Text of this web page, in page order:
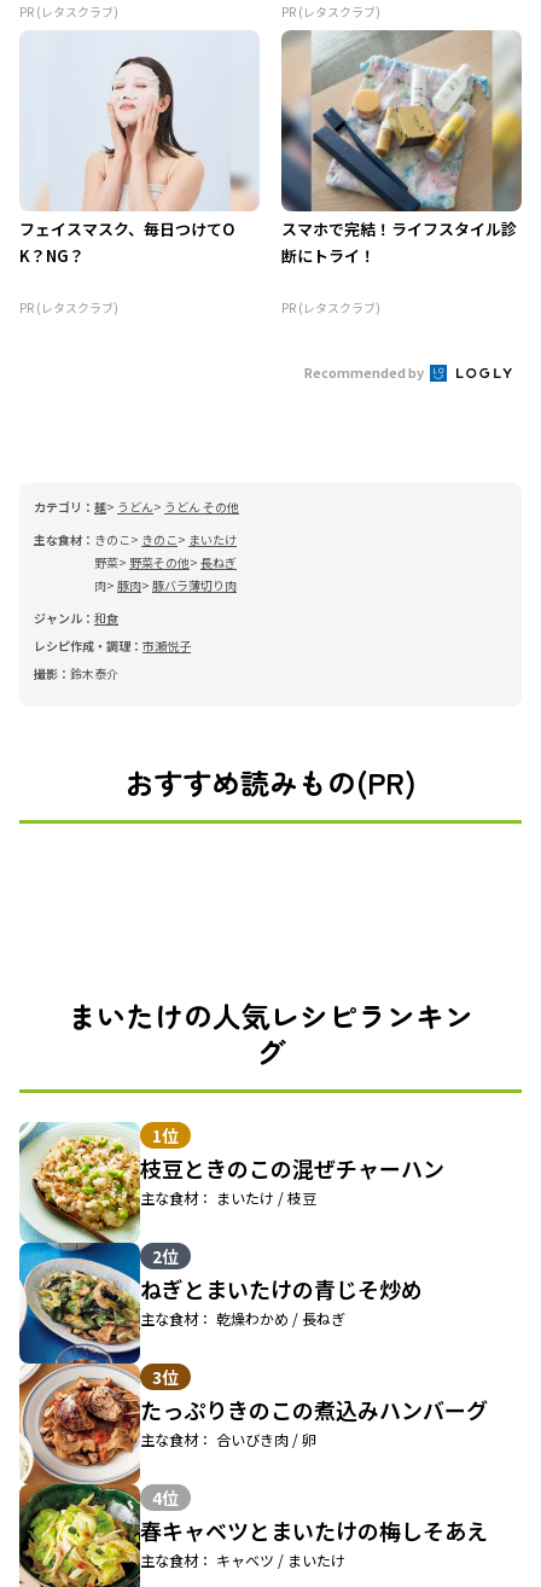
PR (レタスクラブ) PR (レタスクラブ)
フェイスマスク、毎日つけてO
K？NG？
PR (レタスクラブ)
スマホで完結！ライフスタイル診
断にトライ！
PR (レタスクラブ)
Recommended by
カテゴリ： 麺 うどん
うどん その他
主な食材： きのこ きのこ
まいたけ
野菜
野菜その他 長ねぎ
肉 豚肉 豚バラ薄切り肉
ジャンル： 和食
レシピ作成・調理： 市瀬悦子
撮影： 鈴木泰介
おすすめ読みもの(PR)
まいたけの人気レシピランキン
グ
1位
枝豆ときのこの混ぜチャーハン
主な食材： まいたけ / 枝豆
2位
ねぎとまいたけの青じそ炒め
主な食材： 乾燥わかめ / 長ねぎ
3位
たっぷりきのこの煮込みハンバーグ
主な食材： 合いびき肉 / 卵
4位
春キャベツとまいたけの梅しそあえ
主な食材： キャベツ / まいたけ